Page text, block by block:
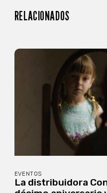
RELACIONADOS
EVENTOS
La distribuidora